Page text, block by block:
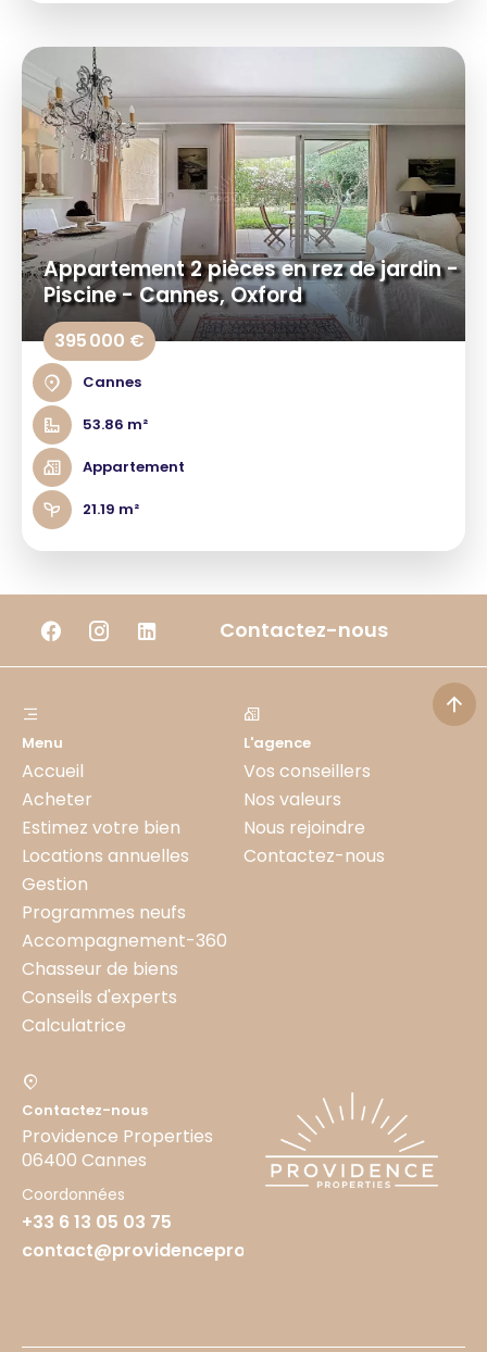
Appartement 2 pièces en rez de jardin -
Piscine - Cannes, Oxford
395 000 €
Cannes
53.86 m²
Appartement
21.19 m²
Contactez-nous
Menu
Accueil
Acheter
Estimez votre bien
Locations annuelles
Gestion
Programmes neufs
Accompagnement-360
Chasseur de biens
Conseils d'experts
Calculatrice
L'agence
Vos conseillers
Nos valeurs
Nous rejoindre
Contactez-nous
Contactez-nous
Providence Properties
06400 Cannes
Coordonnées
+33 6 13 05 03 75
contact@providenceproperties.fr